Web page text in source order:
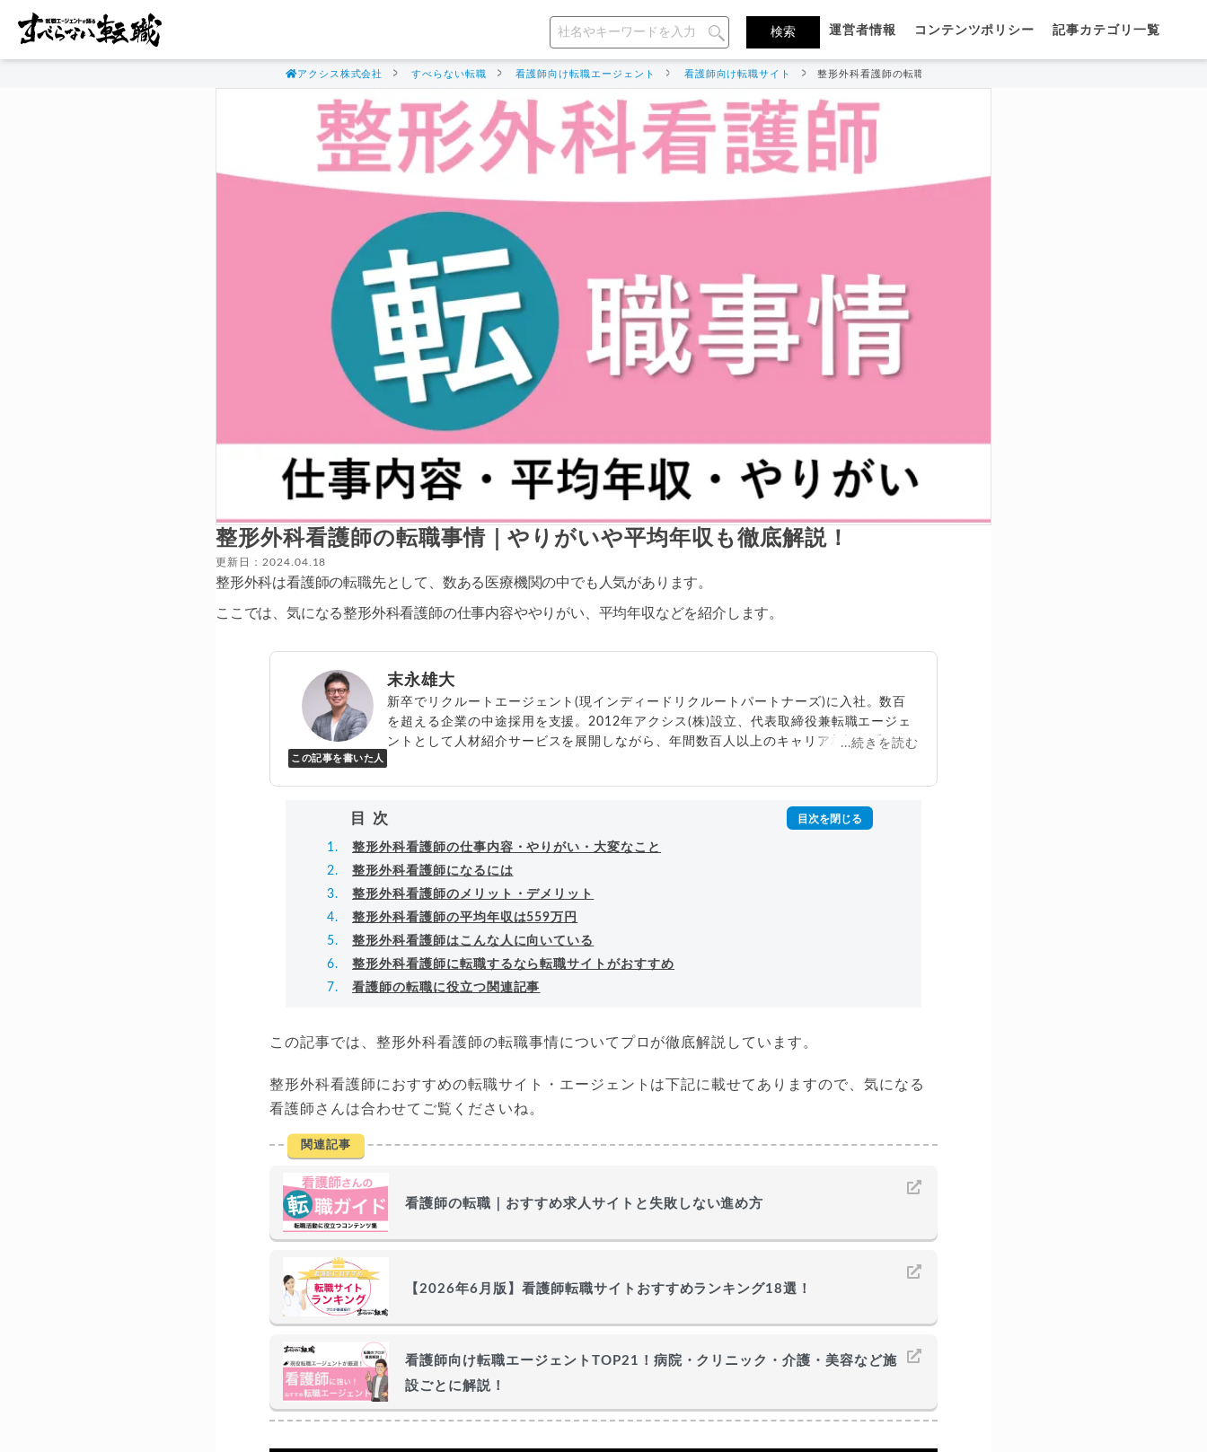
運営者情報 コンテンツポリシー 記事カテゴリ一覧
アクシス株式会社 すべらない転職 看護師向け転職エージェント 看護師向け転職サイト 整形外科看護師の転職事情｜やりがいや平均年収も徹底解説！
整形外科看護師の転職事情｜やりがいや平均年収も徹底解説！
更新日：2024.04.18
整形外科は看護師の転職先として、数ある医療機関の中でも人気があります。
ここでは、気になる整形外科看護師の仕事内容ややりがい、平均年収などを紹介します。
この記事を書いた人
末永雄大
新卒でリクルートエージェント(現インディードリクルートパートナーズ)に入社。数百
を超える企業の中途採用を支援。2012年アクシス(株)設立、代表取締役兼転職エージェ
ントとして人材紹介サービスを展開しながら、年間数百人以上のキャリア相談に乗る。
...続きを読む
目次
整形外科看護師の仕事内容・やりがい・大変なこと
整形外科看護師になるには
整形外科看護師のメリット・デメリット
整形外科看護師の平均年収は559万円
整形外科看護師はこんな人に向いている
整形外科看護師に転職するなら転職サイトがおすすめ
看護師の転職に役立つ関連記事
この記事では、整形外科看護師の転職事情についてプロが徹底解説しています。
整形外科看護師におすすめの転職サイト・エージェントは下記に載せてありますので、気になる
看護師さんは合わせてご覧くださいね。
関連記事
看護師の転職｜おすすめ求人サイトと失敗しない進め方
【2026年6月版】看護師転職サイトおすすめランキング18選！
看護師向け転職エージェントTOP21！病院・クリニック・介護・美容など施
設ごとに解説！